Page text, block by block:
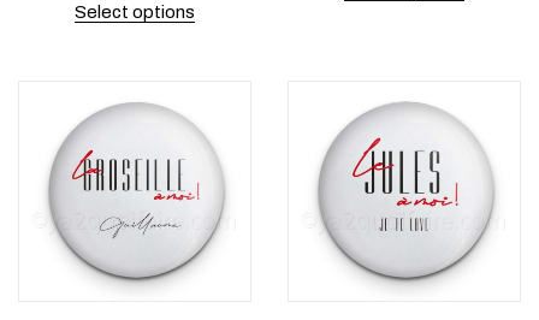
Select options